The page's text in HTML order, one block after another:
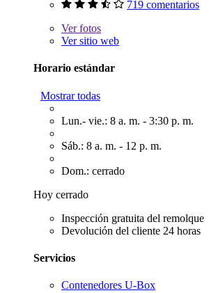
719 comentarios
Verfotos
Ver sitio web
Horario estándar
Mostrar todas
Lun.- vie.: 8 a. m. - 3:30 p. m.
Sáb.: 8 a. m. - 12 p. m.
Dom.: cerrado
Hoy cerrado
Inspección gratuita del remolque
Devolución del cliente 24 horas
Servicios
Contenedores U-Box